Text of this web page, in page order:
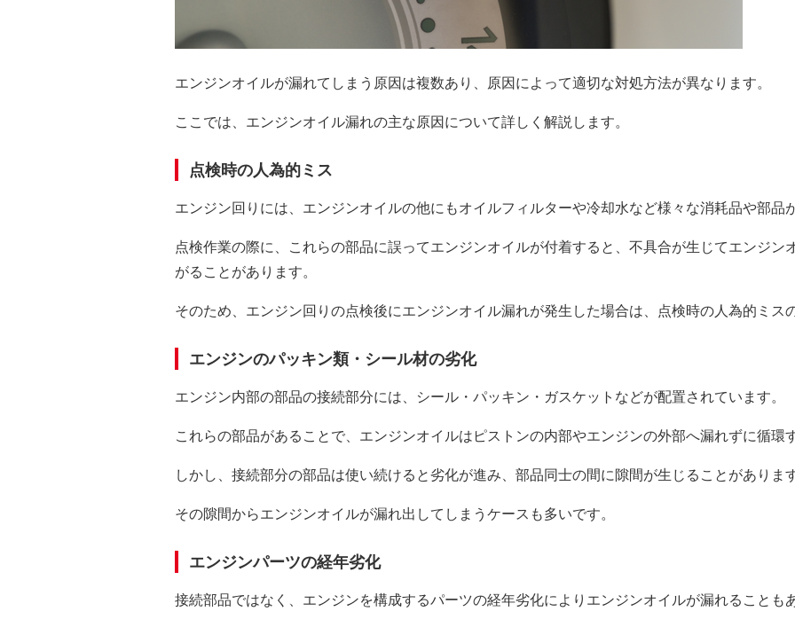
エンジンオイルが漏れてしまう原因は複数あり、原因によって適切な対処方法が異なります。
ここでは、エンジンオイル漏れの主な原因について詳しく解説します。
点検時の人為的ミス
エンジン回りには、エンジンオイルの他にもオイルフィルターや冷却水など様々な消耗品や部品
点検作業の際に、これらの部品に誤ってエンジンオイルが付着すると、不具合が生じてエンジン
がることがあります。
そのため、エンジン回りの点検後にエンジンオイル漏れが発生した場合は、点検時の人為的ミス
エンジンのパッキン類・シール材の劣化
エンジン内部の部品の接続部分には、シール・パッキン・ガスケットなどが配置されています。
これらの部品があることで、エンジンオイルはピストンの内部やエンジンの外部へ漏れずに循環
しかし、接続部分の部品は使い続けると劣化が進み、部品同士の間に隙間が生じることがあります
その隙間からエンジンオイルが漏れ出してしまうケースも多いです。
エンジンパーツの経年劣化
接続部品ではなく、エンジンを構成するパーツの経年劣化によりエンジンオイルが漏れることも